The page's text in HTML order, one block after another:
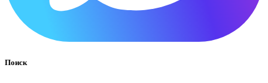
Поиск